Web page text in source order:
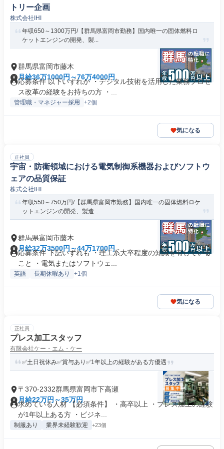
トリー企画
株式会社IHI
年収650～1300万円/【群馬県富岡市勤務】国内唯一の固体燃料ロ
ケットエンジンの開発、製...
群馬県富岡市藤木
月給36万1000円～76万4000円
応募条件 以下いずれか ・デジタル技術を活用した業務プロセ
ス改革の経験をお持ちの方 ・...
管理職・マネジャー採用 +2個
気になる
正社員
宇宙・防衛領域における電気制御系機器およびソフトウ
ェアの品質保証
株式会社IHI
年収550～750万円/【群馬県富岡市勤務】国内唯一の固体燃料ロケ
ットエンジンの開発、製造...
群馬県富岡市藤木
月給32万3500円～44万1700円
応募条件 下記いずれも ・理工系大卒程度の知識を有している
こと ・電気またはソフトウェ...
英語 長期休暇あり +1個
気になる
正社員
プレス加工スタッフ
有限会社ケー・エム・ケー
✅土日祝休み✅賞与あり✅1年以上の経験がある方優遇
〒370-2332群馬県富岡市下高瀬
月給22万円～35万円
求めている人材 【必須条件】 ・高卒以上 ・プレス加工の経験
が1年以上ある方 ・ビジネ...
制服あり 業界未経験歓迎 +23個